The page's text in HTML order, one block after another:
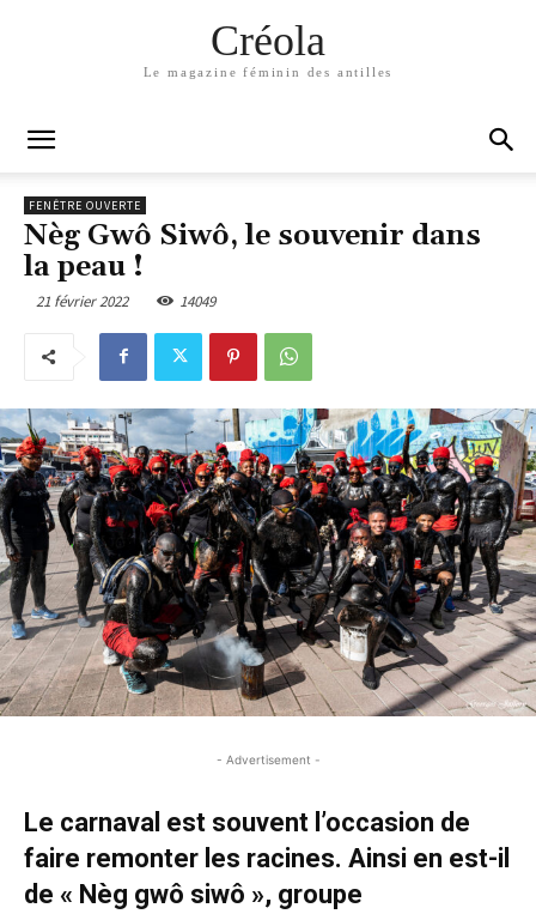
Créola
Le magazine féminin des antilles
FENÊTRE OUVERTE
Nèg Gwô Siwô, le souvenir dans
la peau !
21 février 2022 14049
- Advertisement -
Le carnaval est souvent l’occasion de
faire remonter les racines. Ainsi en est-il
de « Nèg gwô siwô », groupe